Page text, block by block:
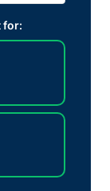
for: